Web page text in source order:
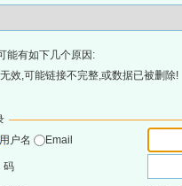
能有如下几个原因:
效,可能链接不完整,或数据已被删除!
用户名
Email
码